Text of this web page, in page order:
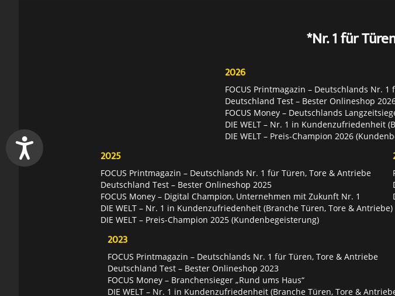
*Nr. 1 für
2026
FOCUS Printmagazin – Deutschlands Nr.
Deutschland Test – Bester Onlineshop
FOCUS Money – Deutschlands
DIE WELT – Nr. 1 in Kundenzufriedenheit
DIE WELT – Preis-Champion 2026
2025
FOCUS Printmagazin – Deutschlands Nr. 1 für Türen, Tore & Antriebe
Deutschland Test – Bester Onlineshop 2025
FOCUS Money – Digital Champion, Unternehmen mit Zukunft Nr. 1
DIE WELT – Nr. 1 in Kundenzufriedenheit (Branche Türen, Tore & Antriebe)
DIE WELT – Preis-Champion 2025 (Kundenbegeisterung)
2023
FOCUS Printmagazin – Deutschlands Nr. 1 für Türen, Tore & Antriebe
Deutschland Test – Bester Onlineshop 2023
FOCUS Money – Branchensieger „Rund ums Haus“
DIE WELT – Nr. 1 in Kundenzufriedenheit (Branche Türen, Tore &